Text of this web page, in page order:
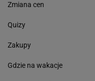
Zmiana cen
Quizy
Zakupy
Gdzie na wakacje